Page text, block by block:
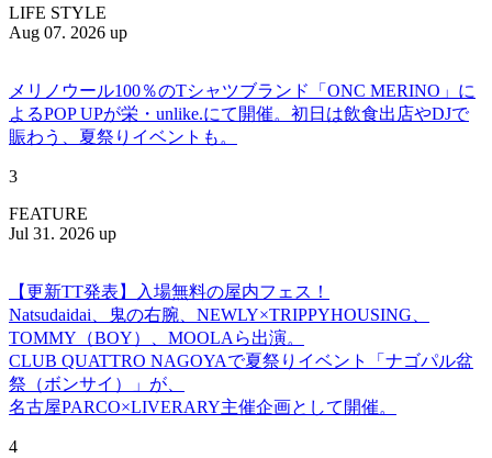
LIFE STYLE
Aug 07. 2026 up
メリノウール100％のTシャツブランド「ONC MERINO」に
よるPOP UPが栄・unlike.にて開催。初日は飲食出店やDJで
賑わう、夏祭りイベントも。
3
FEATURE
Jul 31. 2026 up
【更新TT発表】入場無料の屋内フェス！
Natsudaidai、鬼の右腕、NEWLY×TRIPPYHOUSING、
TOMMY（BOY）、MOOLAら出演。
CLUB QUATTRO NAGOYAで夏祭りイベント「ナゴパル盆
祭（ボンサイ）」が、
名古屋PARCO×LIVERARY主催企画として開催。
4